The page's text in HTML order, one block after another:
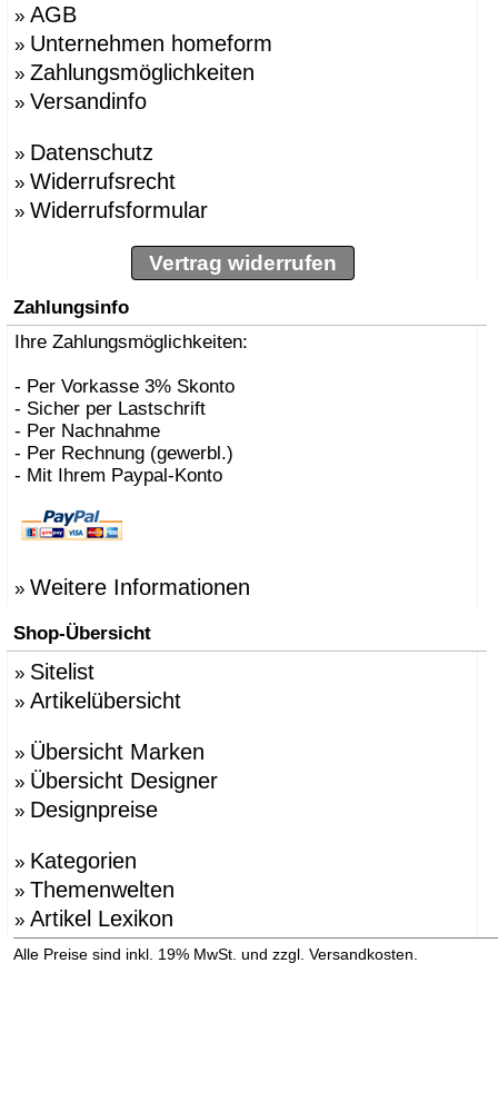
» AGB
» Unternehmen homeform
» Zahlungsmöglichkeiten
» Versandinfo
» Datenschutz
» Widerrufsrecht
» Widerrufsformular
Vertrag widerrufen
Zahlungsinfo
Ihre Zahlungsmöglichkeiten:
- Per Vorkasse 3% Skonto
- Sicher per Lastschrift
- Per Nachnahme
- Per Rechnung (gewerbl.)
- Mit Ihrem Paypal-Konto
» Weitere Informationen
Shop-Übersicht
» Sitelist
» Artikelübersicht
» Übersicht Marken
» Übersicht Designer
» Designpreise
» Kategorien
» Themenwelten
» Artikel Lexikon
Alle Preise sind inkl. 19% MwSt. und zzgl. Versandkosten.